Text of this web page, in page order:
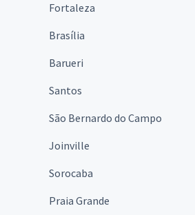
Fortaleza
Brasília
Barueri
Santos
São Bernardo do Campo
Joinville
Sorocaba
Praia Grande